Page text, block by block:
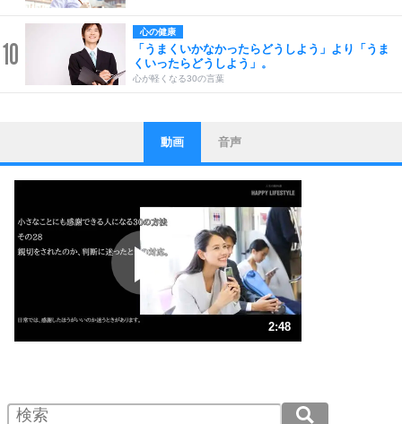
10
心の健康
「うまくいかなかったらどうしよう」より「うま
くいったらどうしよう」。
心が軽くなる30の言葉
1
ストレス対策
他人と比べない。
いっそのこと、他人を見ない。
いらいらしない人になる30の方法
ポジティブになれない原因は、行動しないから。
ポジティブ思考になる30の方法
ストレス対策
人生、なんとかなるもの。
気楽に生きる30の方法
4 器の大きい人は、怒りを優しさで表現する。
動画 音声
2:48
2.0倍速 （329KB 1分24秒）